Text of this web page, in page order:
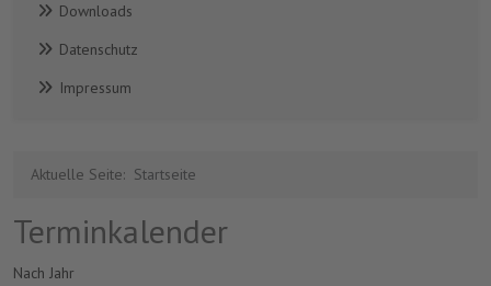
Downloads
Datenschutz
Impressum
Aktuelle Seite: Startseite
Terminkalender
Nach Jahr